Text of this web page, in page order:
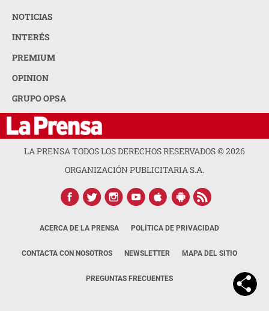
NOTICIAS
INTERÉS
PREMIUM
OPINION
GRUPO OPSA
LA PRENSA TODOS LOS DERECHOS RESERVADOS ©2026
ORGANIZACIÓN PUBLICITARIA S.A.
ACERCA DE LA PRENSA POLÍTICA DE PRIVACIDAD
CONTACTA CON NOSOTROS NEWSLETTER MAPA DEL SITIO
PREGUNTAS FRECUENTES